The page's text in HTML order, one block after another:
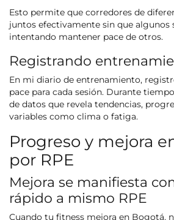
Esto permite que corredores de
juntos efectivamente sin que algunos
intentando mantener pace de otros.
Registrando
En mi diario de entrenamiento,
pace para cada sesión. Durante
de datos que revela tendencias,
variables como clima o fatiga.
Progreso y mejora
por RPE
Mejora se manifiesta
rápido a mismo RPE
Cuando tu fitness mejora en Bogotá,